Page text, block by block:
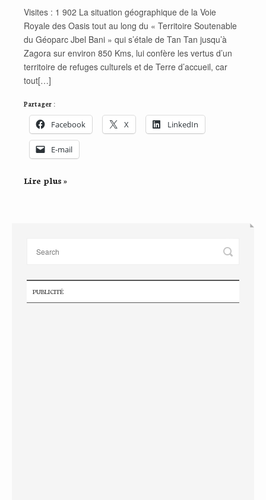
Visites : 1 902 La situation géographique de la Voie
Royale des Oasis tout au long du « Territoire Soutenable
du Géoparc Jbel Bani » qui s’étale de Tan Tan jusqu’à
Zagora sur environ 850 Kms, lui confère les vertus d’un
territoire de refuges culturels et de Terre d’accueil, car
tout[…]
Partager :
Facebook X LinkedIn
E-mail
Lire plus »
PUBLICITÉ